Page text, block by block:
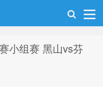
小组赛 黑山vs芬